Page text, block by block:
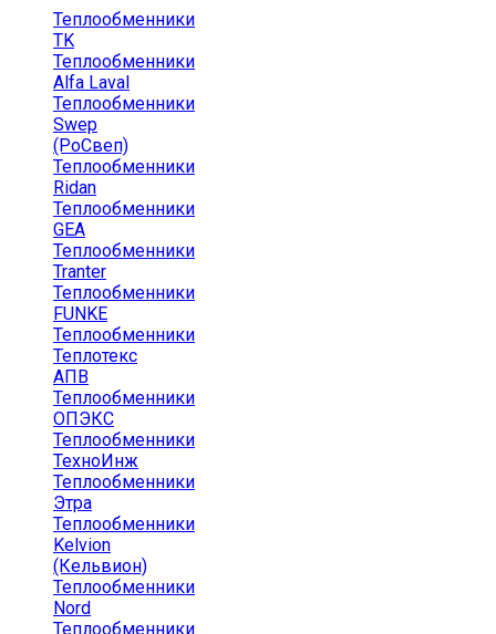
Теплообменники
TK
Теплообменники
Alfa Laval
Теплообменники
Swep
(РоСвеп)
Теплообменники
Ridan
Теплообменники
GEA
Теплообменники
Tranter
Теплообменники
FUNKE
Теплообменники
Теплотекс
АПВ
Теплообменники
ОПЭКС
Теплообменники
ТехноИнж
Теплообменники
Этра
Теплообменники
Kelvion
(Кельвион)
Теплообменники
Nord
Теплообменники